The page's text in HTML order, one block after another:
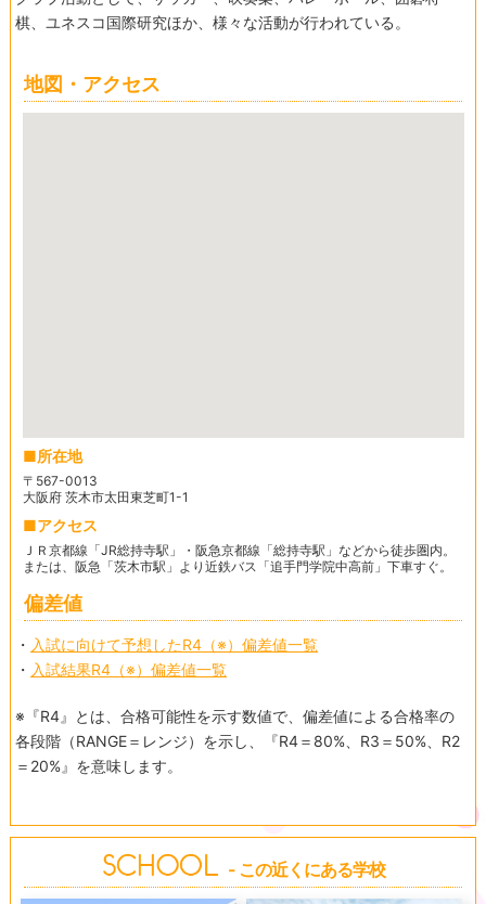
棋、ユネスコ国際研究ほか、様々な活動が行われている。
地図・アクセス
所在地
〒567-0013
大阪府 茨木市太田東芝町1-1
アクセス
ＪＲ京都線「JR総持寺駅」・阪急京都線「総持寺駅」などから徒歩圏内。
または、阪急「茨木市駅」より近鉄バス「追手門学院中高前」下車すぐ。
偏差値
・ 入試に向けて予想したR4（※）偏差値一覧
・ 入試結果R4（※）偏差値一覧
※『R4』とは、合格可能性を示す数値で、偏差値による合格率の
各段階（RANGE＝レンジ）を示し、『R4＝80%、R3＝50%、R2
＝20%』を意味します。
- この近くにある学校